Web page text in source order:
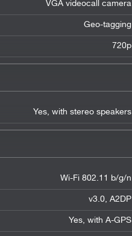
VGA videocall camera
Geo-tagging
720p
Yes, with stereo speakers
Wi-Fi 802.11 b/g/n
v3.0, A2DP
Yes, with A-GPS